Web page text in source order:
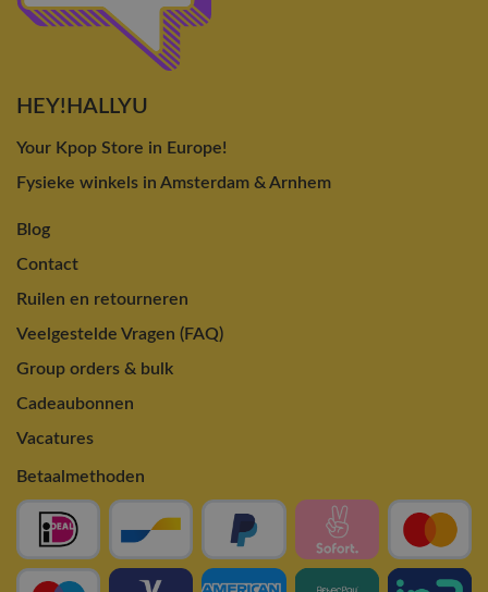
HEY!HALLYU
Your Kpop Store in Europe!
Fysieke winkels in Amsterdam & Arnhem
Blog
Contact
Ruilen en retourneren
Veelgestelde Vragen (FAQ)
Group orders & bulk
Cadeaubonnen
Vacatures
Betaalmethoden